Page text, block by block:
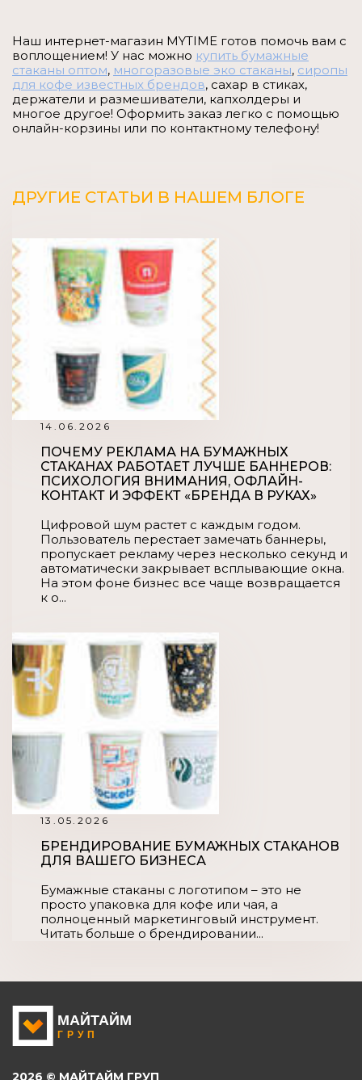
Наш интернет-магазин MYTIME готов помочь вам с
воплощением! У нас можно купить бумажные
стаканы оптом, многоразовые эко стаканы, сиропы
для кофе известных брендов, сахар в стиках,
держатели и размешиватели, капхолдеры и
многое другое! Оформить заказ легко с помощью
онлайн-корзины или по контактному телефону!
ДРУГИЕ СТАТЬИ В НАШЕМ БЛОГЕ
14.06.2026
ПОЧЕМУ РЕКЛАМА НА БУМАЖНЫХ
СТАКАНАХ РАБОТАЕТ ЛУЧШЕ БАННЕРОВ:
ПСИХОЛОГИЯ ВНИМАНИЯ, ОФЛАЙН-
КОНТАКТ И ЭФФЕКТ «БРЕНДА В РУКАХ»
Цифровой шум растет с каждым годом.
Пользователь перестает замечать баннеры,
пропускает рекламу через несколько секунд и
автоматически закрывает всплывающие окна.
На этом фоне бизнес все чаще возвращается
к о...
13.05.2026
БРЕНДИРОВАНИЕ БУМАЖНЫХ СТАКАНОВ
ДЛЯ ВАШЕГО БИЗНЕСА
Бумажные стаканы с логотипом – это не
просто упаковка для кофе или чая, а
полноценный маркетинговый инструмент.
Читать больше о брендировании...
2026 © МАЙТАЙМ ГРУП